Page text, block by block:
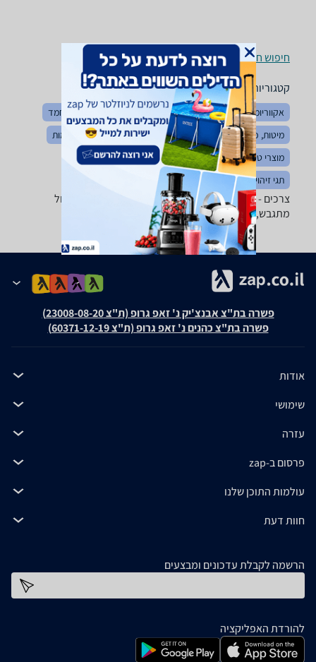
חיפוש חנויות צרכים לפי עיר
קטגוריות משלימות
אקווריומים ואביזרים מזון דגים וציפורים
חטיפים לחיות מחמד
מיטות, כלובים ומלונות
בגדים לחיות
רצועות, קולרים ורתמות
מוצרי טיפוח לחיות
מזון כלבים וחתולים
כלי אוכל ומים
תגי זיהוי לחיות מחמד
צרכים - ‏Biosand מבחר גדול של ארגזי צרכים לחיות, חול
מתגבש, קריסטלים, כפות ניקוי, מוצרי נטרול ריח ועוד.
פשרה בת"צ אבנצ'יק נ' זאפ גרופ (ת"צ 23008-08-20)
פשרה בת"צ כהנים נ' זאפ גרופ (ת"צ 60371-12-19)
אודות
שימושי
עזרה
פרסום ב-zap
עולמות התוכן שלנו
חוות דעת
הרשמה לקבלת עדכונים ומבצעים
להורדת האפליקציה